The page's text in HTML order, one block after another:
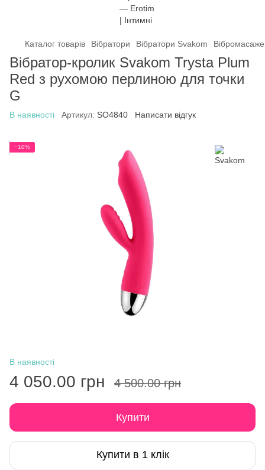
Каталог товарів Вібратори Вібратори Svakom
Вібратор-кролик Svakom Trysta Plum
Red з рухомою перлиною для точки
G
В наявності Артикул: SO4840 Написати відгук
−10%
В наявності
4 050.00 грн 4 500.00 грн
Купити
Купити в 1 клік